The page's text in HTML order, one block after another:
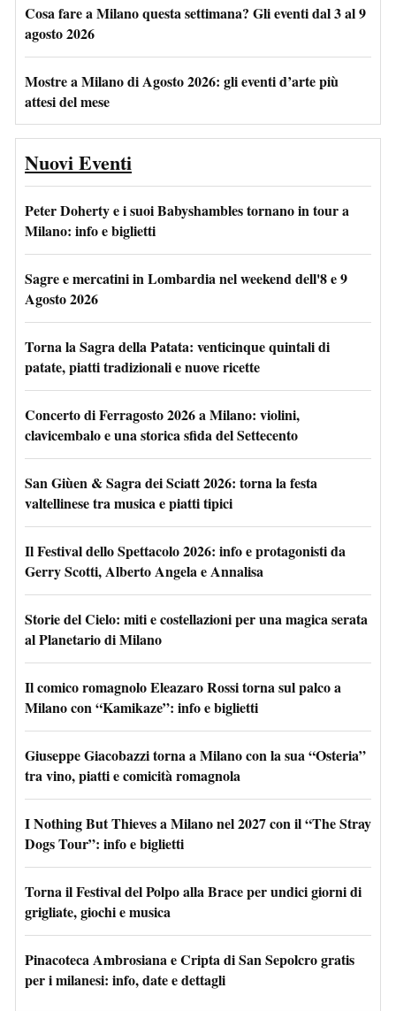
Cosa fare a Milano questa settimana? Gli eventi dal 3 al 9
agosto 2026
Mostre a Milano di Agosto 2026: gli eventi d’arte più
attesi del mese
Nuovi Eventi
Peter Doherty e i suoi Babyshambles tornano in tour a
Milano: info e biglietti
Sagre e mercatini in Lombardia nel weekend dell'8 e 9
Agosto 2026
Torna la Sagra della Patata: venticinque quintali di
patate, piatti tradizionali e nuove ricette
Concerto di Ferragosto 2026 a Milano: violini,
clavicembalo e una storica sfida del Settecento
San Giùen & Sagra dei Sciatt 2026: torna la festa
valtellinese tra musica e piatti tipici
Il Festival dello Spettacolo 2026: info e protagonisti da
Gerry Scotti, Alberto Angela e Annalisa
Storie del Cielo: miti e costellazioni per una magica serata
al Planetario di Milano
Il comico romagnolo Eleazaro Rossi torna sul palco a
Milano con “Kamikaze”: info e biglietti
Giuseppe Giacobazzi torna a Milano con la sua “Osteria”
tra vino, piatti e comicità romagnola
I Nothing But Thieves a Milano nel 2027 con il “The Stray
Dogs Tour”: info e biglietti
Torna il Festival del Polpo alla Brace per undici giorni di
grigliate, giochi e musica
Pinacoteca Ambrosiana e Cripta di San Sepolcro gratis
per i milanesi: info, date e dettagli